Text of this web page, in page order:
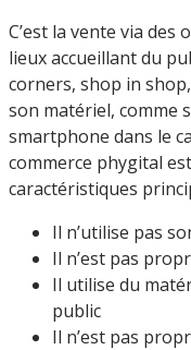
C’est la vente via des
lieux accueillant du
corners, shop in
son matériel, comme
smartphone dans le
commerce phygital
caractéristiques
Il n’utilise pas
Il n’est pas
Il utilise du
public
Il n’est pas